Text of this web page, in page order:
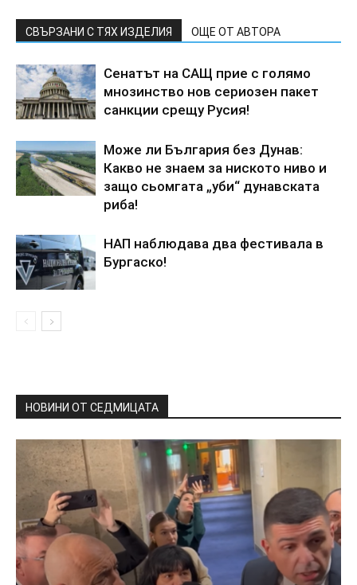
СВЪРЗАНИ С ТЯХ ИЗДЕЛИЯ ОЩЕ ОТ АВТОРА
Сенатът на САЩ прие с голямо
мнозинство нов сериозен пакет
санкции срещу Русия!
Може ли България без Дунав:
Какво не знаем за ниското ниво и
защо сьомгата „уби“ дунавската
риба!
НАП наблюдава два фестивала в
Бургаско!
НОВИНИ ОТ СЕДМИЦАТА